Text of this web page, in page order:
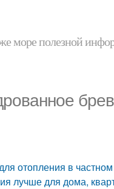
море полезной
отопления в
лучше для дома,